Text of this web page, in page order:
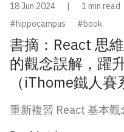
18 Jun 2024 |
1 min read
#hippocampus
#book
書摘：React 思
的觀念誤解，躍
（iThome鐵人賽
重新複習 React 基本